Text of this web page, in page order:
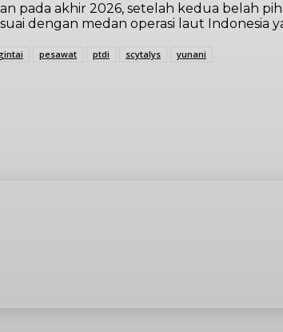
pada akhir 2026, setelah kedua belah
dengan medan operasi laut Indonesia
pesawat ptdi scytalys yunani